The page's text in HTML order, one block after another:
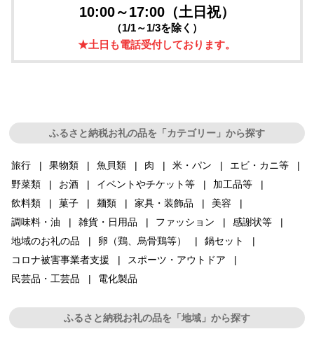
10:00～17:00（土日祝）
（1/1～1/3を除く）
★土日も電話受付しております。
ふるさと納税お礼の品を「カテゴリー」から探す
旅行 果物類 魚貝類 肉 米・パン
エビ・カニ等
野菜類
お酒 イベントやチケット等
加工品等
飲料類
菓子 麺類 家具・装飾品
美容
調味料・油
雑貨・日用品 ファッション
感謝状等
地域のお礼の品
卵（鶏、烏骨鶏等）
鍋セット
コロナ被害事業者支援
スポーツ・アウトドア
民芸品・工芸品
電化製品
ふるさと納税お礼の品を「地域」から探す